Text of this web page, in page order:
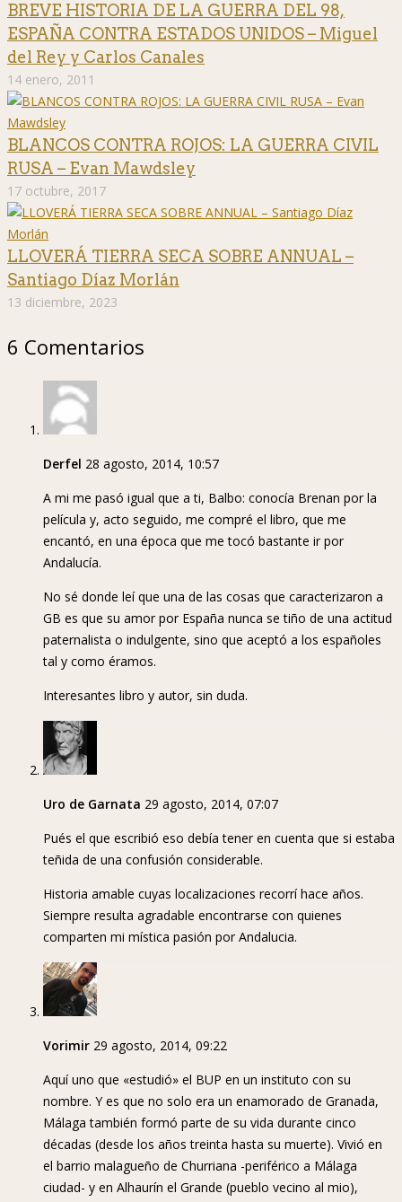
BREVE HISTORIA DE LA GUERRA DEL 98,
ESPAÑA CONTRA ESTADOS UNIDOS – Miguel
del Rey y Carlos Canales
14 enero, 2011
BLANCOS CONTRA ROJOS: LA GUERRA CIVIL
RUSA – Evan Mawdsley
17 octubre, 2017
LLOVERÁ TIERRA SECA SOBRE ANNUAL –
Santiago Díaz Morlán
13 diciembre, 2023
6 Comentarios
Derfel 28 agosto, 2014, 10:57
A mi me pasó igual que a ti, Balbo: conocía Brenan por la
película y, acto seguido, me compré el libro, que me
encantó, en una época que me tocó bastante ir por
Andalucía.
No sé donde leí que una de las cosas que caracterizaron a
GB es que su amor por España nunca se tiño de una actitud
paternalista o indulgente, sino que aceptó a los españoles
tal y como éramos.
Interesantes libro y autor, sin duda.
Uro de Garnata 29 agosto, 2014, 07:07
Pués el que escribió eso debía tener en cuenta que si estaba
teñida de una confusión considerable.
Historia amable cuyas localizaciones recorrí hace años.
Siempre resulta agradable encontrarse con quienes
comparten mi mística pasión por Andalucia.
Vorimir 29 agosto, 2014, 09:22
Aquí uno que «estudió» el BUP en un instituto con su
nombre. Y es que no solo era un enamorado de Granada,
Málaga también formó parte de su vida durante cinco
décadas (desde los años treinta hasta su muerte). Vivió en
el barrio malagueño de Churriana -periférico a Málaga
ciudad- y en Alhaurín el Grande (pueblo vecino al mio),